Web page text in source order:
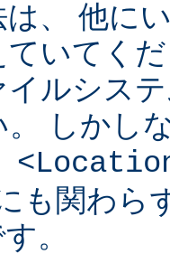
は、 他に
ていてく
イルシス
。 しかし
も関わら
。